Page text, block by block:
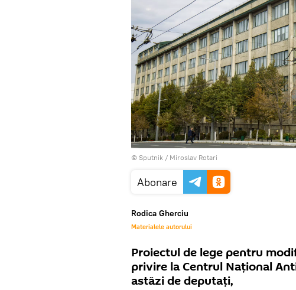
© Sputnik / Miroslav Rotari
Abonare
Rodica Gherciu
Materialele autorului
Proiectul de lege pentru
privire la Centrul Național
astăzi de deputați,